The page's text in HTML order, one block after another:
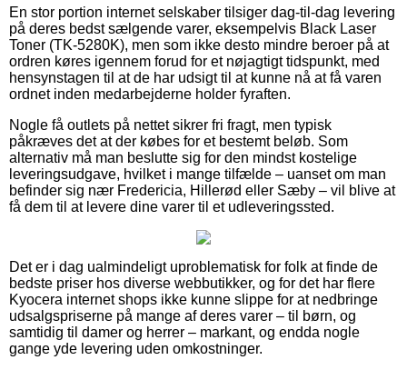
En stor portion internet selskaber tilsiger dag-til-dag levering
på deres bedst sælgende varer, eksempelvis Black Laser
Toner (TK-5280K), men som ikke desto mindre beroer på at
ordren køres igennem forud for et nøjagtigt tidspunkt, med
hensynstagen til at de har udsigt til at kunne nå at få varen
ordnet inden medarbejderne holder fyraften.
Nogle få outlets på nettet sikrer fri fragt, men typisk
påkræves det at der købes for et bestemt beløb. Som
alternativ må man beslutte sig for den mindst kostelige
leveringsudgave, hvilket i mange tilfælde – uanset om man
befinder sig nær Fredericia, Hillerød eller Sæby – vil blive at
få dem til at levere dine varer til et udleveringssted.
Det er i dag ualmindeligt uproblematisk for folk at finde de
bedste priser hos diverse webbutikker, og for det har flere
Kyocera internet shops ikke kunne slippe for at nedbringe
udsalgspriserne på mange af deres varer – til børn, og
samtidig til damer og herrer – markant, og endda nogle
gange yde levering uden omkostninger.